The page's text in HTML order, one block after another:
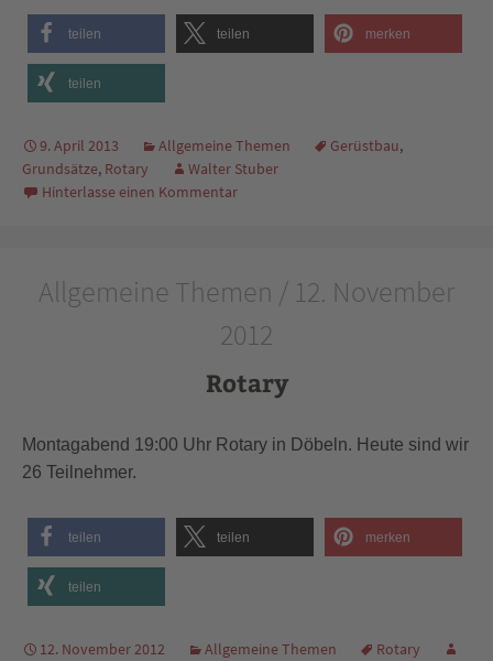
teilen teilen merken
teilen
9. April 2013 Allgemeine Themen Gerüstbau,
Grundsätze, Rotary
Walter Stuber
Hinterlasse einen Kommentar
Allgemeine Themen / 12. November
2012
Rotary
Montagabend 19:00 Uhr Rotary in Döbeln. Heute sind wir
26 Teilnehmer.
teilen teilen merken
teilen
12. November 2012 Allgemeine Themen
Rotary